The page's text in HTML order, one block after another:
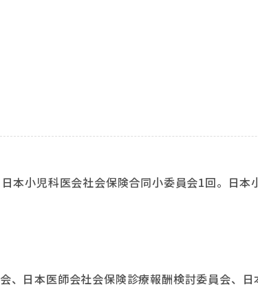
本小児科医会社会保険合同小委員会1回。日本
、日本医師会社会保険診療報酬検討委員会、